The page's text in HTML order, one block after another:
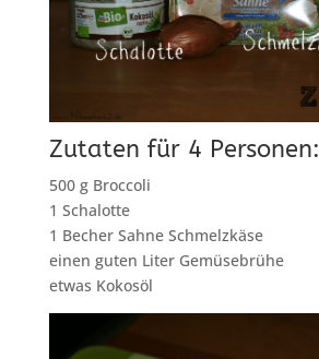
Zutaten für 4 Personen:
500 g Broccoli
1 Schalotte
1 Becher Sahne Schmelzkäse
einen guten Liter Gemüsebrühe
etwas Kokosöl